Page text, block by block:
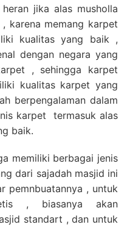
jika alas musholla
karena memang karpet
kualitas yang baik ,
dengan negara yang
, sehingga karpet
kualitas karpet yang
berpengalaman dalam
karpet termasuk alas
baik.
memiliki berbagai jenis
dari sajadah masjid ini
pemnbuatannya , untuk
, biasanya akan
standart , dan untuk